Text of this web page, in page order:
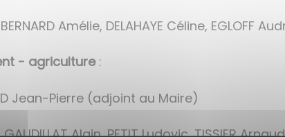
Amélie, DELAHAYE Céline, EGLOFF
- agriculture:
Jean-Pierre (adjoint au Maire)